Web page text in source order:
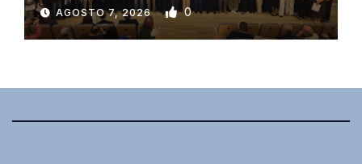
AGOSTO 7, 2026 0